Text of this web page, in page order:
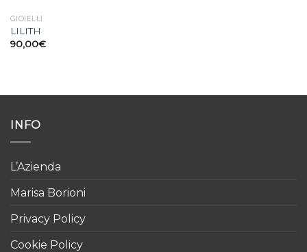
GIOIELLI
LILITH
90,00€
INFO
L’Azienda
Marisa Borioni
Privacy Policy
Cookie Policy